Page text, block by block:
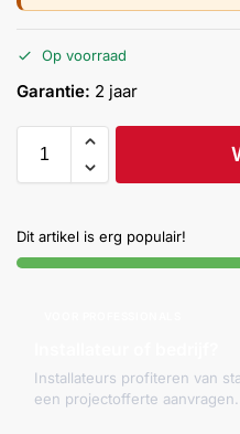
Op voorraad
Garantie: 2 jaar
Dit artikel is erg populair!
Installateurs profiteren van
een projectofferte aanvragen.